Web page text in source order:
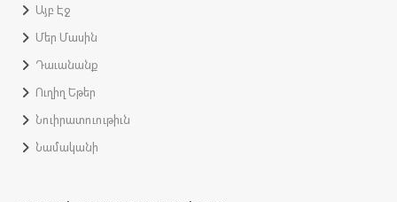
Այբ Էջ
Մեր Մասին
Դաւանանք
Ուղիղ Եթեր
Նուիրատուութիւն
Նամականի